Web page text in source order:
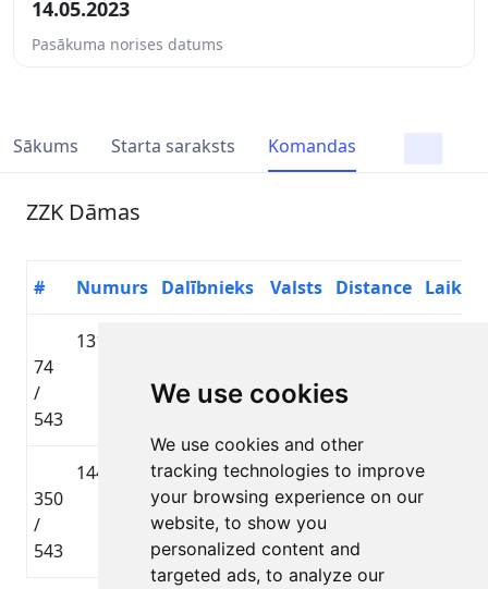
We use cookies
We use cookies and other
tracking technologies to improve
your browsing experience on our
website, to show you
personalized content and
targeted ads, to analyze our
14.05.2023
Pasākuma norises datums
Sākums Starta saraksts Komandas
ZZK Dāmas
# Numurs Dalībnieks Valsts Distance Laiks
74
/
543
1313
Marčenko
distance
350
/
543
1448
Diāna
Spiridovska
🇱🇻
LAT
Lielbāta
MTB